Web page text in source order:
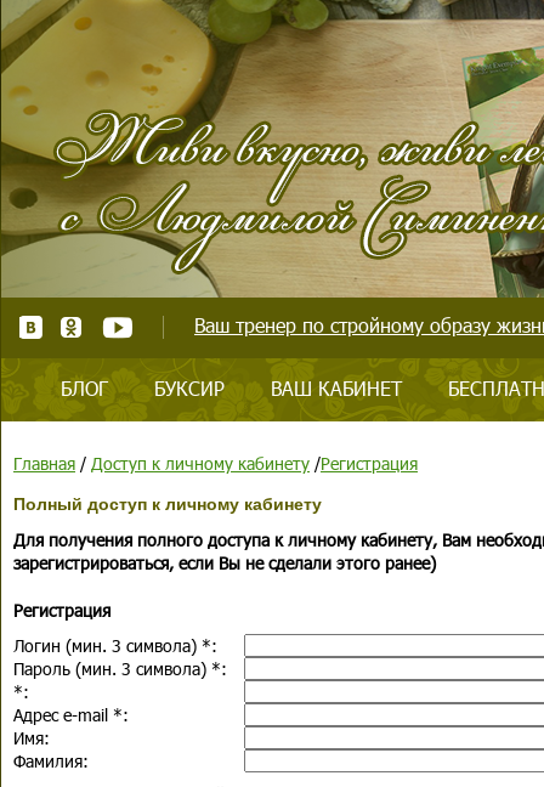
Ваш тренер по стройному образу
БЛОГ БУКСИР ВАШ КАБИНЕТ
Главная / Доступ к личному кабинету /Регистрация
Полный доступ к личному кабинету
Для получения полного доступа к личному кабинету, Вам
зарегистрироваться, если Вы не сделали этого ранее)
Регистрация
Логин (мин. 3 символа) *:
Пароль (мин. 3 символа) *:
*:
Адрес e-mail *:
Имя:
Фамилия: